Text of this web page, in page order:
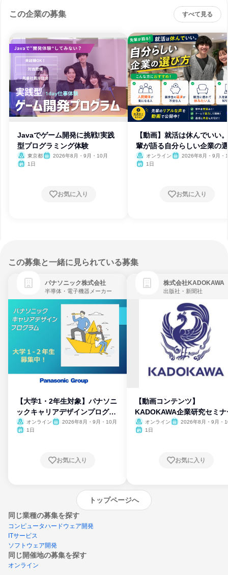
この企業の募集 すべて見る
Javaでゲーム開発に挑戦!実践
型プログラミング体験
東京都
2026年8月・9月・10月
1日
お気に入り
【動画】就活は休んでいい
輩が語る自分らしい企業の
方
オンライン
2026年8月・9月・
1日
お気に入り
この募集と一緒に見られている募集
パナソニック株式会社
半導体・電子機器メーカー
【大学1・2年生対象】パナソニ
ックキャリアデザインプログラ
ム
オンライン
2026年8月・9月・10月
1日
お気に入り
株式会社KADOKAWA
出版社・新聞社
【動画コンテンツ】
KADOKAWA企業研究セミナ
オンライン
2026年8月・9月・
1日
お気に入り
トップページへ
同じ業種の募集を探す
コンピュータハードウェア開発
ITサービス
ソフトウェア開発
同じ開催地の募集を探す
オンライン